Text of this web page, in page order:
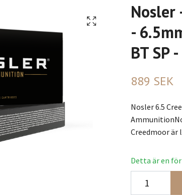
-
BT SP
889 SEK
Nosler 6.5
Creedmoor är
Detta är en